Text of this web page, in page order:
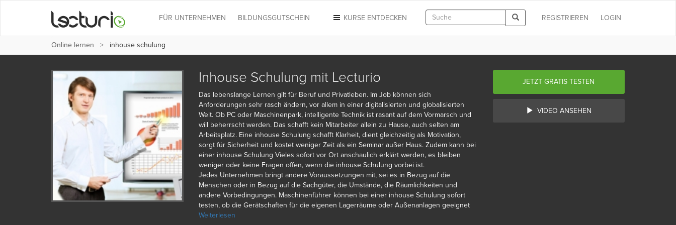
LOGIN
REGISTRIEREN
KURSE ENTDECKEN
FÜR UNTERNEHMEN BILDUNGSGUTSCHEIN
Online lernen inhouse schulung
Inhouse Schulung mit Lecturio
Das lebenslange Lernen gilt für Beruf und Privatleben. Im Job können sich
Anforderungen sehr rasch ändern, vor allem in einer digitalisierten und globalisierten
Welt. Ob PC oder Maschinenpark, intelligente Technik ist rasant auf dem Vormarsch und
will beherrscht werden. Das schafft kein Mitarbeiter allein zu Hause, auch selten am
Arbeitsplatz. Eine inhouse Schulung schafft Klarheit, dient gleichzeitig als Motivation,
sorgt für Sicherheit und kostet weniger Zeit als ein Seminar außer Haus. Zudem kann bei
einer inhouse Schulung Vieles sofort vor Ort anschaulich erklärt werden, es bleiben
weniger oder keine Fragen offen, wenn die inhouse Schulung vorbei ist.
Jedes Unternehmen bringt andere Voraussetzungen mit, sei es in Bezug auf die
Menschen oder in Bezug auf die Sachgüter, die Umstände, die Räumlichkeiten und
andere Vorbedingungen. Maschinenführer können bei einer inhouse Schulung sofort
testen, ob die Gerätschaften für die eigenen Lagerräume oder Außenanlagen geeignet
sind. Wer per inhouse Schulungen für Computerkurse sorgt, arbeitet Hand in Hand mit
Weiterlesen
JETZT GRATIS TESTEN
VIDEO ANSEHEN